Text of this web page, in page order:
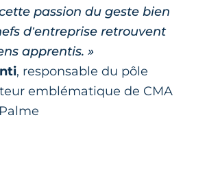
passion du geste bien
d’entreprise retrouvent
apprentis. »
, responsable du pôle
emblématique de CMA